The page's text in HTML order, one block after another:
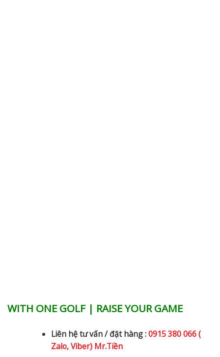
WITH ONE GOLF | RAISE YOUR GAME
Liên hệ tư vấn / đặt hàng :0915 380 066 (
Zalo, Viber) Mr.Tiền